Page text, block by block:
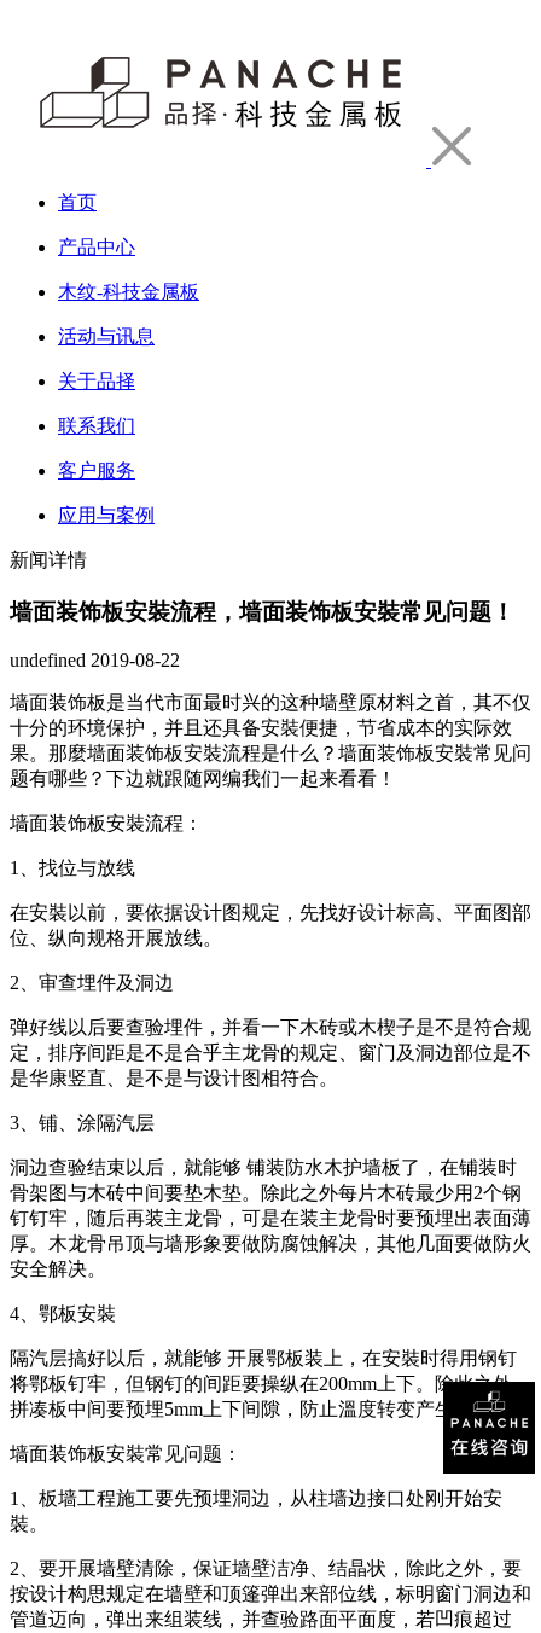
首页
产品中心
木纹-科技金属板
活动与讯息
关于品择
联系我们
客户服务
应用与案例
新闻详情
墙面装饰板安裝流程，墙面装饰板安裝常见问题！
undefined 2019-08-22
墙面装饰板是当代市面最时兴的这种墙壁原材料之首，其不仅
十分的环境保护，并且还具备安裝便捷，节省成本的实际效
果。那麼墙面装饰板安裝流程是什么？墙面装饰板安裝常见问
题有哪些？下边就跟随网编我们一起来看看！
墙面装饰板安裝流程：
1、找位与放线
在安裝以前，要依据设计图规定，先找好设计标高、平面图部
位、纵向规格开展放线。
2、审查埋件及洞边
弹好线以后要查验埋件，并看一下木砖或木楔子是不是符合规
定，排序间距是不是合乎主龙骨的规定、窗门及洞边部位是不
是华康竖直、是不是与设计图相符合。
3、铺、涂隔汽层
洞边查验结束以后，就能够 铺装防水木护墙板了，在铺装时
骨架图与木砖中间要垫木垫。除此之外每片木砖最少用2个钢
钉钉牢，随后再装主龙骨，可是在装主龙骨时要预埋出表面薄
厚。木龙骨吊顶与墙形象要做防腐蚀解决，其他几面要做防火
安全解决。
4、鄂板安裝
隔汽层搞好以后，就能够 开展鄂板装上，在安裝时得用钢钉
将鄂板钉牢，但钢钉的间距要操纵在200mm上下。除此之外，
拼凑板中间要预埋5mm上下间隙，防止溫度转变产生形变。
墙面装饰板安裝常见问题：
1、板墙工程施工要先预埋洞边，从柱墙边接口处刚开始安
裝。
2、要开展墙壁清除，保证墙壁洁净、结晶状，除此之外，要
按设计构思规定在墙壁和顶篷弹出来部位线，标明窗门洞边和
管道迈向，弹出来组装线，并查验路面平面度，若凹痕超过